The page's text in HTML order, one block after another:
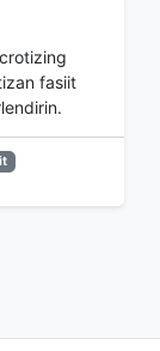
fasiit